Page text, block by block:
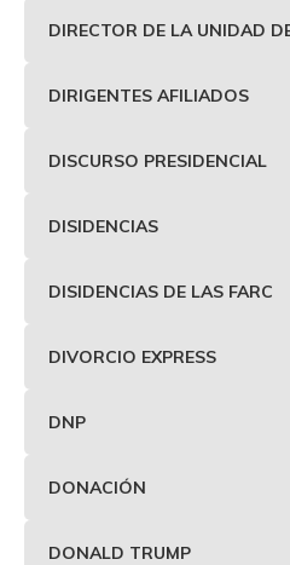
DIRECTOR DE LA UNIDAD
DIRIGENTES AFILIADOS
DISCURSO PRESIDENCIAL
DISIDENCIAS
DISIDENCIAS DE LAS FARC
DIVORCIO EXPRESS
DNP
DONACIÓN
DONALD TRUMP